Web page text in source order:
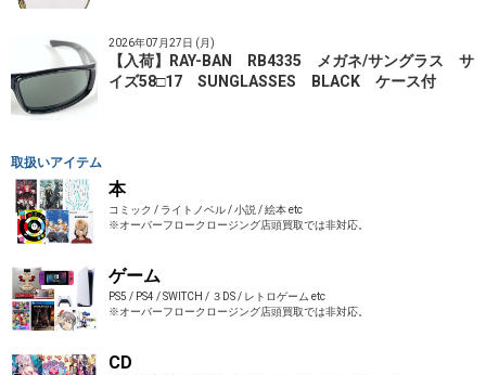
2026年07月27日 (月)
【入荷】RAY-BAN RB4335 メガネ/サングラス サ
イズ58□17 SUNGLASSES BLACK ケース付
取扱いアイテム
本
コミック / ライトノベル / 小説 / 絵本 etc
※オーバーフロークロージング店頭買取では非対応。
ゲーム
PS5 / PS4 / SWITCH / ３DS / レトロゲーム etc
※オーバーフロークロージング店頭買取では非対応。
CD